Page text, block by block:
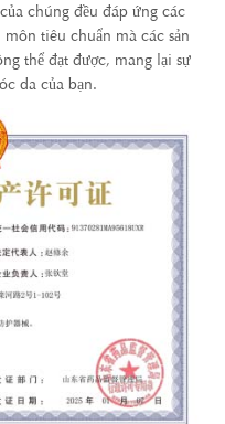
chúng đều đáp ứng các
tiêu chuẩn mà các sản
thể đạt được, mang lại sự
da của bạn.